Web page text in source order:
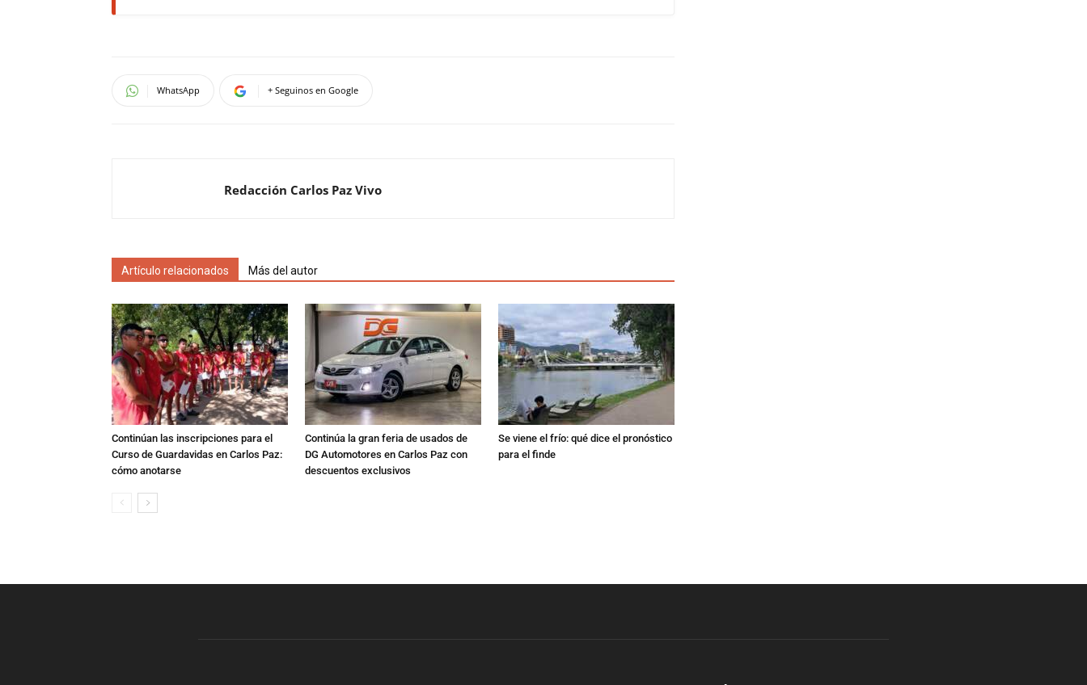
WhatsApp + Seguinos en Google
Redacción Carlos Paz Vivo
Artículo relacionados Más del autor
Continúan las inscripciones para el
Curso de Guardavidas en Carlos Paz:
cómo anotarse
Continúa la gran feria de usados de
DG Automotores en Carlos Paz con
descuentos exclusivos
Se viene el frío: qué dice el pronóstico
para el finde